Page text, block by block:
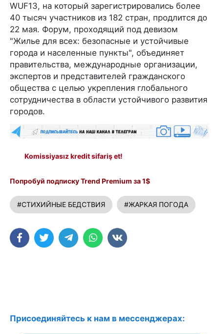
WUF13, на который зарегистрировались более
40 тысяч участников из 182 стран, продлится до
22 мая. Форум, проходящий под девизом
"Жилье для всех: безопасные и устойчивые
города и населенные пункты", объединяет
правительства, международные организации,
экспертов и представителей гражданского
общества с целью укрепления глобального
сотрудничества в области устойчивого развития
городов.
Komissiyasız kredit sifariş et!
Попробуй подписку Trend Premium за 1$
#СТИХИЙНЫЕ БЕДСТВИЯ #ЖАРКАЯ ПОГОДА
Присоединяйтесь к нам в мессенджерах: